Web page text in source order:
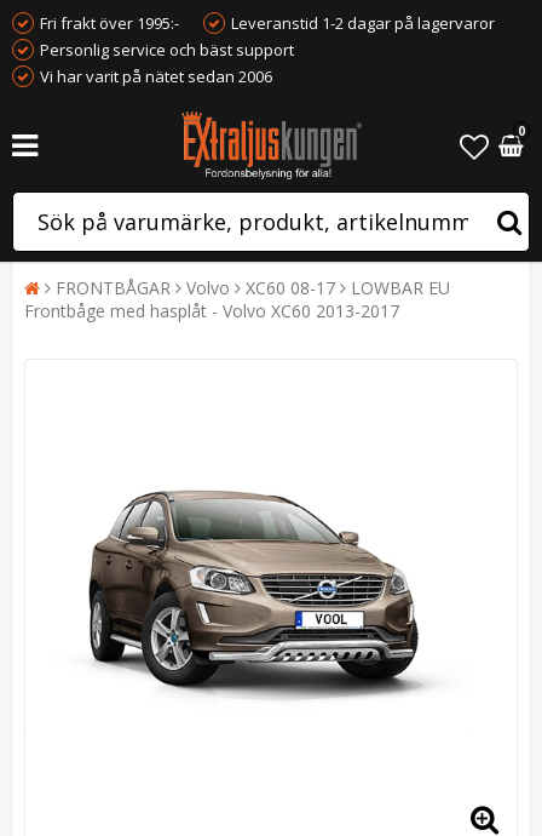
Fri frakt över 1995:-
Leveranstid 1-2 dagar på lagervaror
Personlig service och bäst support
Vi har varit på nätet sedan 2006
0
FRONTBÅGAR Volvo XC60 08-17
LOWBAR EU
Frontbåge med hasplåt - Volvo XC60 2013-2017